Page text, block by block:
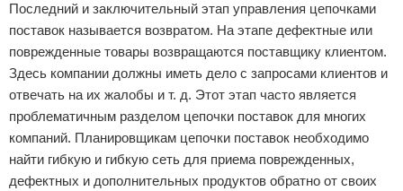
Последний и заключительный этап управления цепочками
поставок называется возвратом. На этапе дефектные или
поврежденные товары возвращаются поставщику клиентом.
Здесь компании должны иметь дело с запросами клиентов и
отвечать на их жалобы и т. д. Этот этап часто является
проблематичным разделом цепочки поставок для многих
компаний. Планировщикам цепочки поставок необходимо
найти гибкую и гибкую сеть для приема поврежденных,
дефектных и дополнительных продуктов обратно от своих